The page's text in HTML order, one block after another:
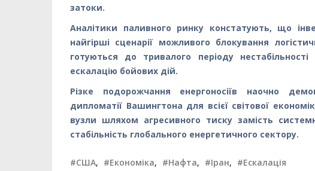
затоки.
Аналітики паливного ринку констатують, що
найгірші сценарії можливого блокування
готуються до тривалого періоду
ескалацію бойових дій.
Різке подорожчання енергоносіїв наочно
дипломатії Вашингтона для всієї світової
вузли шляхом агресивного тиску замість
стабільність глобального енергетичного сектору.
#США, #Економіка, #Нафта, #Іран, #Ескалація